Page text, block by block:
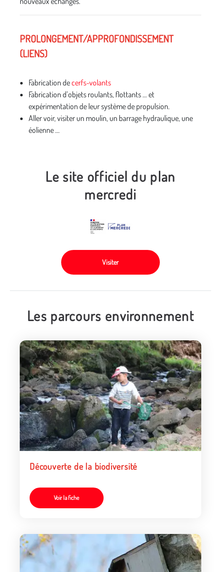
PROLONGEMENT/APPROFONDISSEMENT
(LIENS)
Fabrication decerfs-volants
Fabrication d’objets roulants, flottants … et
expérimentation de leur système de propulsion.
Aller voir, visiter un moulin, un barrage hydraulique, une
éolienne ...
Le site officiel du plan
mercredi
Visiter
Les parcours environnement
Découverte de la biodiversité
Voir la fiche